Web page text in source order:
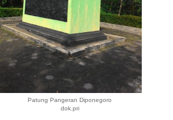
Patung Pangeran Diponegoro
dok.pri